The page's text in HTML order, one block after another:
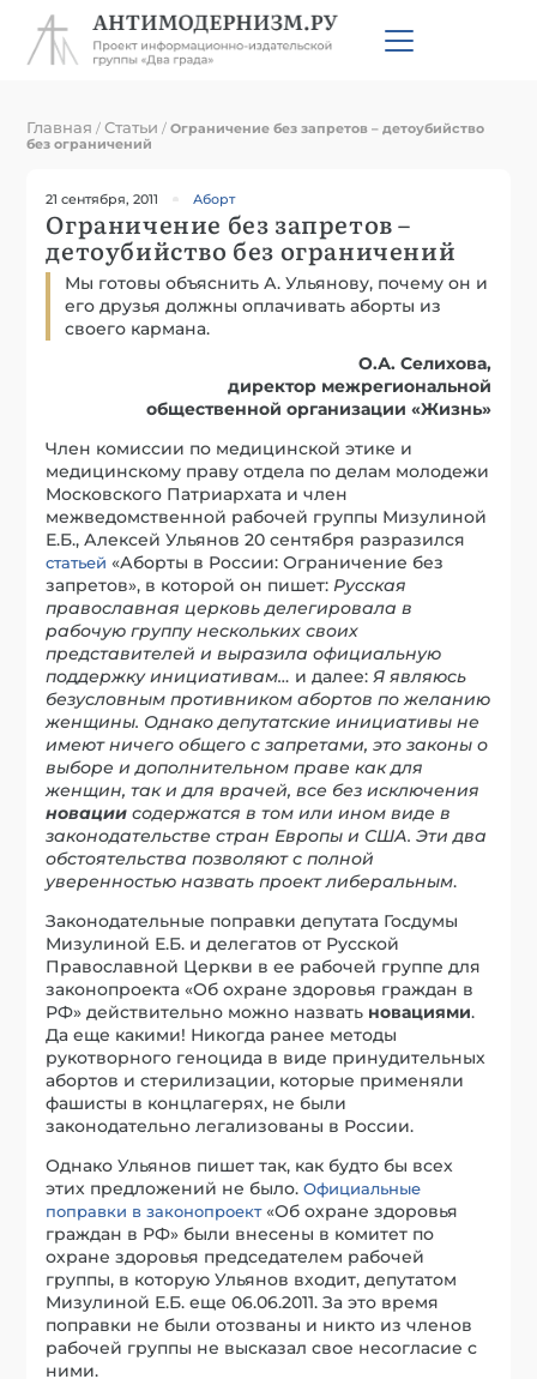
Главная /Статьи /Ограничение без запретов – детоубийство
без ограничений
21 сентября, 2011 Аборт
Ограничение без запретов –
детоубийство без ограничений
Мы готовы объяснить А. Ульянову, почему он и
его друзья должны оплачивать аборты из
своего кармана.
О.А. Селихова,
директор межрегиональной
общественной организации «Жизнь»
Член комиссии по медицинской этике и
медицинскому праву отдела по делам молодежи
Московского Патриархата и член
межведомственной рабочей группы Мизулиной
Е.Б., Алексей Ульянов 20 сентября разразился
статьей «Аборты в России: Ограничение без
запретов», в которой он пишет:Русская
православная церковь делегировала в
рабочую группу нескольких своих
представителей и выразила официальную
поддержку инициативам… и далее:Я являюсь
безусловным противником абортов по желанию
женщины. Однако депутатские инициативы не
имеют ничего общего с запретами, это законы о
выборе и дополнительном праве как для
женщин, так и для врачей, все без исключения
новации содержатся в том или ином виде в
законодательстве стран Европы и США. Эти два
обстоятельства позволяют с полной
уверенностью назвать проект либеральным.
Законодательные поправки депутата Госдумы
Мизулиной Е.Б. и делегатов от Русской
Православной Церкви в ее рабочей группе для
законопроекта «Об охране здоровья граждан в
РФ» действительно можно назвать новациями.
Да еще какими! Никогда ранее методы
рукотворного геноцида в виде принудительных
абортов и стерилизации, которые применяли
фашисты в концлагерях, не были
законодательно легализованы в России.
Однако Ульянов пишет так, как будто бы всех
этих предложений не было.Официальные
поправки в законопроект«Об охране здоровья
граждан в РФ» были внесены в комитет по
охране здоровья председателем рабочей
группы, в которую Ульянов входит, депутатом
Мизулиной Е.Б. еще 06.06.2011. За это время
поправки не были отозваны и никто из членов
рабочей группы не высказал свое несогласие с
ними.